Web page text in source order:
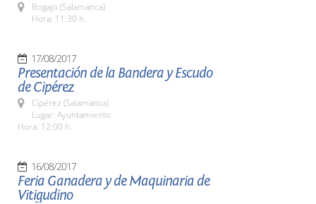
Bogajo (Salamanca)
Hora: 11:30 h.
17/08/2017
Presentación de la Bandera y Escudo
de Cipérez
Cipérez (Salamanca)
Lugar: Ayuntamiento
Hora: 12:00 h.
16/08/2017
Feria Ganadera y de Maquinaria de
Vitigudino